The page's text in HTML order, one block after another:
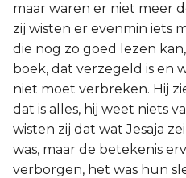
maar waren er niet meer
zij wisten er evenmin iets
die nog zo goed lezen
boek, dat verzegeld is en
niet moet verbreken. Hij
dat is alles, hij weet niets
wisten zij dat wat Jesaja
was, maar de betekenis
verborgen, het was hun